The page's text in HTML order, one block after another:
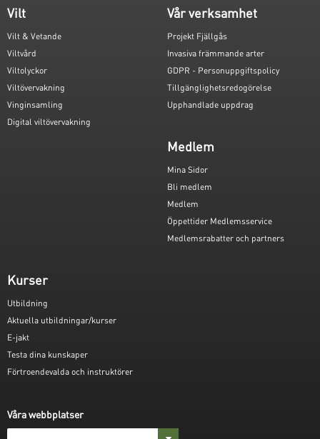
Vilt
Vilt & Vetande
Viltvård
Viltolyckor
Viltövervakning
Vinginsamling
Digital viltövervakning
Vår verksamhet
Projekt Fjällgås
Invasiva främmande arter
GDPR - Personuppgiftspolicy
Tillgänglighetsredogörelse
Upphandlade uppdrag
Medlem
Mina Sidor
Bli medlem
Medlem
Öppettider Medlemsservice
Medlemsrabatter och partners
Kurser
Utbildning
Aktuella utbildningar/kurser
E-jakt
Testa dina kunskaper
Förtroendevalda och instruktörer
Våra webbplatser